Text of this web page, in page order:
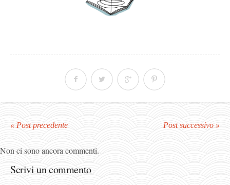
« Post precedente Post successivo »
Non ci sono ancora commenti.
Scrivi un commento